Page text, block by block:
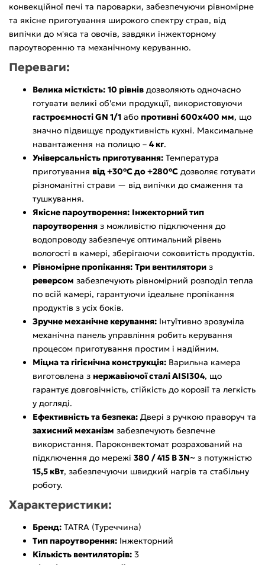
конвекційної печі та пароварки, забезпечуючи рівномірне
та якісне приготування широкого спектру страв, від
випічки до м'яса та овочів, завдяки інжекторному
пароутворенню та механічному керуванню.
Переваги:
Велика місткість: 10 рівнів дозволяють одночасно
готувати великі об'єми продукції, використовуючи
гастроємності GN 1/1 або противні 600х400 мм, що
значно підвищує продуктивність кухні. Максимальне
навантаження на полицю – 4 кг.
Універсальність приготування: Температура
приготування від +30°C до +280°C дозволяє готувати
різноманітні страви — від випічки до смаження та
тушкування.
Якісне пароутворення: Інжекторний тип
пароутворення з можливістю підключення до
водопроводу забезпечує оптимальний рівень
вологості в камері, зберігаючи соковитість продуктів.
Рівномірне пропікання: Три вентилятори з
реверсом забезпечують рівномірний розподіл тепла
по всій камері, гарантуючи ідеальне пропікання
продуктів з усіх боків.
Зручне механічне керування: Інтуїтивно зрозуміла
механічна панель управління робить керування
процесом приготування простим і надійним.
Міцна та гігієнічна конструкція: Варильна камера
виготовлена з нержавіючої сталі AISI304, що
гарантує довговічність, стійкість до корозії та легкість
у догляді.
Ефективність та безпека: Двері з ручкою праворуч та
захисний механізм забезпечують безпечне
використання. Пароконвектомат розрахований на
підключення до мережі 380 / 415 В 3N~ з потужністю
15,5 кВт, забезпечуючи швидкий нагрів та стабільну
роботу.
Характеристики:
Бренд: TATRA (Туреччина)
Тип пароутворення: Інжекторний
Кількість вентиляторів: 3